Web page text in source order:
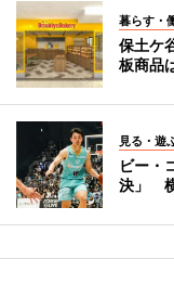
暮らす・
保土ケ
板商品
見る・遊
ビー・
決」